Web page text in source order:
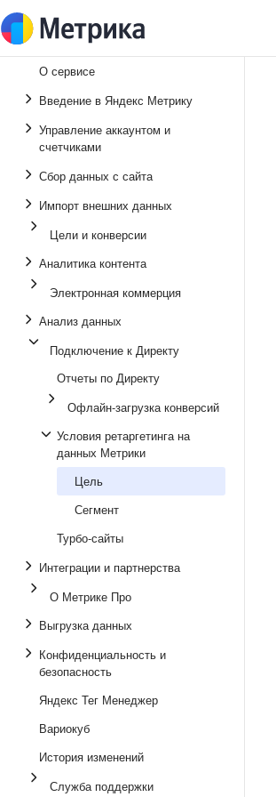
О сервисе
Введение в Яндекс Метрику
Управление аккаунтом и
счетчиками
Сбор данных с сайта
Импорт внешних данных
Цели и конверсии
Аналитика контента
Электронная коммерция
Анализ данных
Подключение к Директу
Отчеты по Директу
Офлайн-загрузка конверсий
Условия ретаргетинга на
данных Метрики
Цель
Сегмент
Турбо-сайты
Интеграции и партнерства
О Метрике Про
Выгрузка данных
Конфиденциальность и
безопасность
Яндекс Тег Менеджер
Вариокуб
История изменений
Служба поддержки